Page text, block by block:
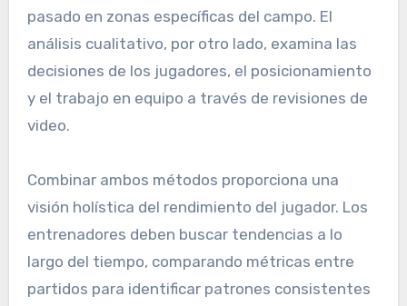
pasado en zonas específicas del campo. El
análisis cualitativo, por otro lado, examina las
decisiones de los jugadores, el posicionamiento
y el trabajo en equipo a través de revisiones de
video.
Combinar ambos métodos proporciona una
visión holística del rendimiento del jugador. Los
entrenadores deben buscar tendencias a lo
largo del tiempo, comparando métricas entre
partidos para identificar patrones consistentes